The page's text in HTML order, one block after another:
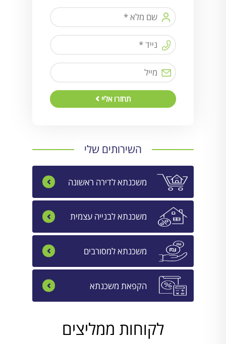
תחזרו אליי
השירותים שלי
משכנתא לדירה ראשונה
משכנתא לבנייה עצמית
משכנתא למסורבים
הקפאת משכנתא
לקוחות ממליצים